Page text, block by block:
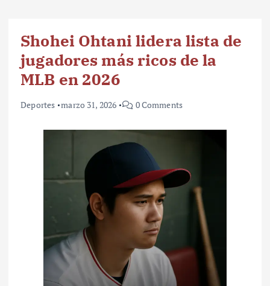
Shohei Ohtani lidera lista de
jugadores más ricos de la
MLB en 2026
Deportes marzo 31, 2026 0 Comments